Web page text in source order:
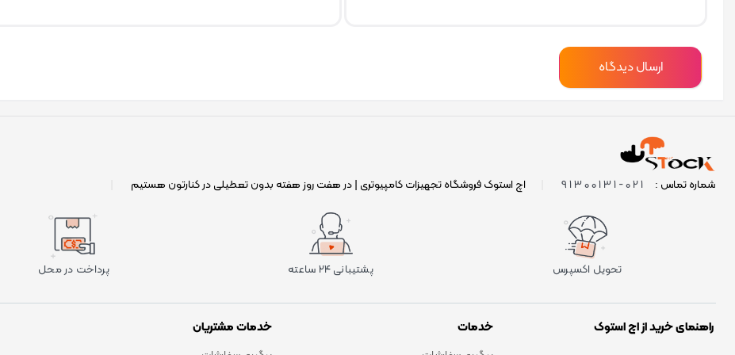
شماره تماس : 021-91300131 اچ استوک فروشگاه تجهیزات کامپیوتری | در هفت روز هفته بدون تعطیلی در کنارتون هستیم
تحویل اکسپرس پشتیبانی ۲۴ ساعته پرداخت در محل
راهنمای خرید از اچ استوک خدمات خدمات مشتریان